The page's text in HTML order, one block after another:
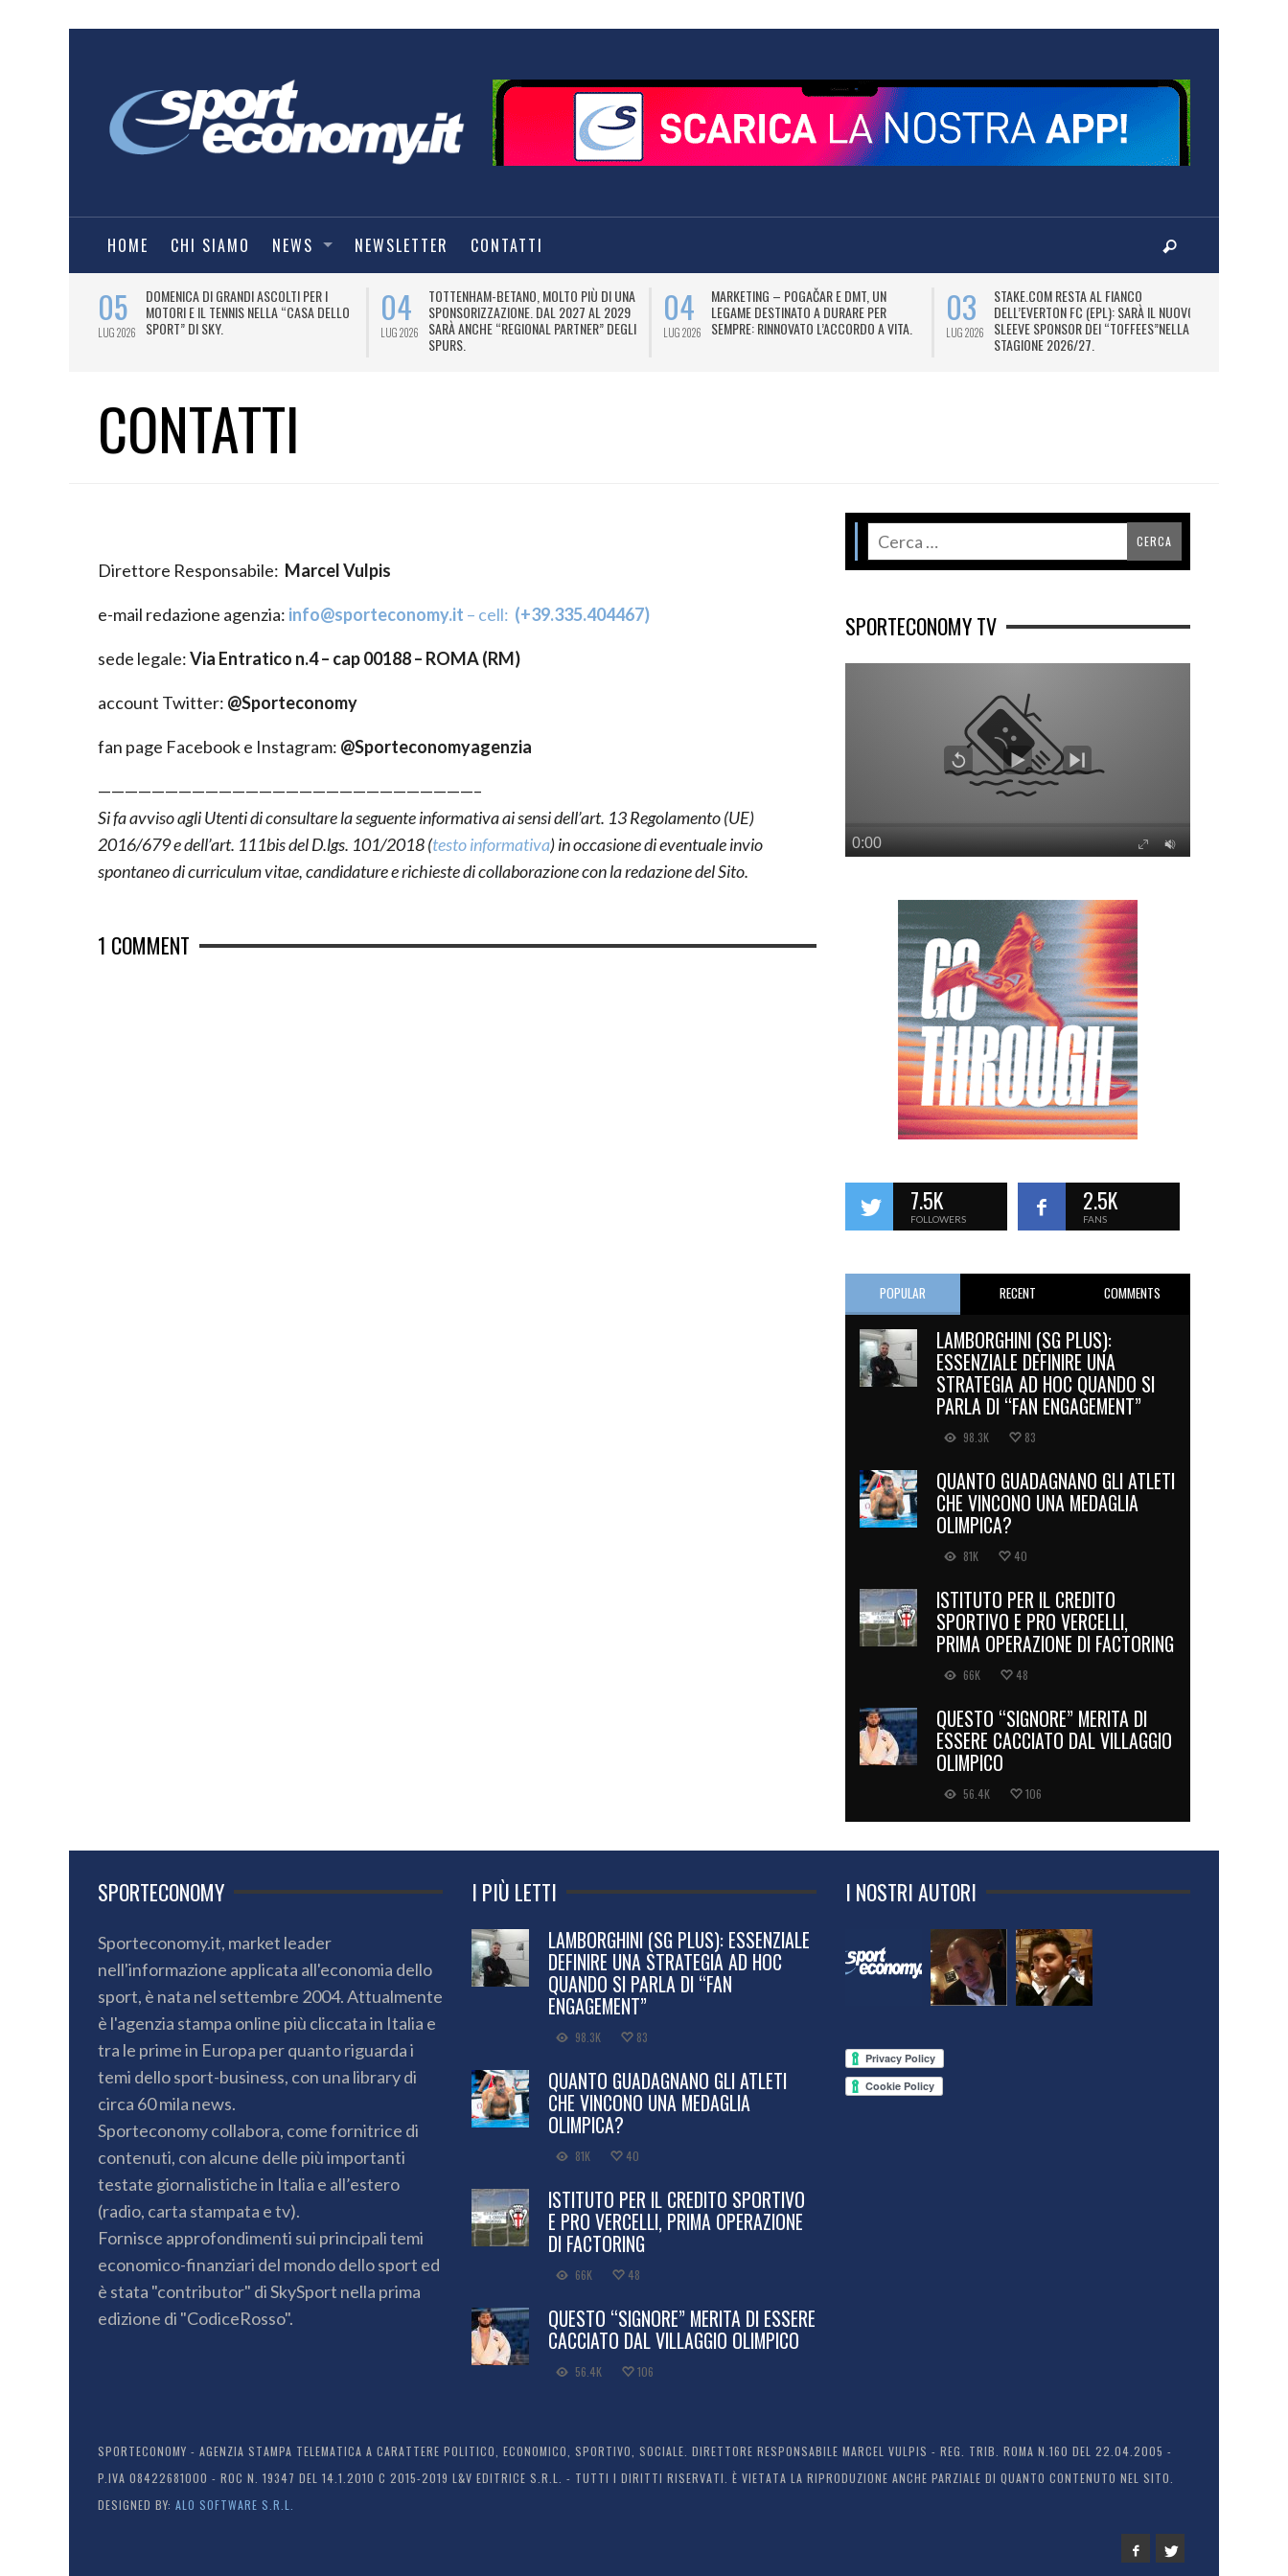
HOME CHI SIAMO NEWS NEWSLETTER CONTATTI
05
LUG 2026
DOMENICA DI GRANDI ASCOLTI PER I
MOTORI E IL TENNIS NELLA “CASA DELLO
SPORT” DI SKY.
04
LUG 2026
TOTTENHAM-BETANO, MOLTO PIÙ DI UNA
SPONSORIZZAZIONE. DAL 2027 AL 2029
SARÀ ANCHE “REGIONAL PARTNER” DEGLI
SPURS.
04
LUG 2026
MARKETING – POGAČAR E DMT, UN
LEGAME DESTINATO A DURARE PER
SEMPRE: RINNOVATO L’ACCORDO A VITA.
03
LUG 2026
STAKE.COM RESTA AL FIANCO
DELL’EVERTON FC (EPL): SARÀ IL NUOVO
SLEEVE SPONSOR DEI “TOFFEES”NELLA
STAGIONE 2026/27.
CONTATTI
Direttore Responsabile: Marcel Vulpis
e-mail redazione agenzia: info@sporteconomy.it – cell: (+39.335.404467)
sede legale:Via Entratico n.4 – cap 00188 – ROMA (RM)
account Twitter: @Sporteconomy
fan page Facebook e Instagram: @Sporteconomyagenzia
————————————————————————————–
Si fa avviso agli Utenti di consultare la seguente informativaai sensi dell’art. 13 Regolamento (UE)
2016/679 e dell’art. 111bis del D.lgs. 101/2018 (testo informativa)in occasione di eventuale invio
spontaneo di curriculum vitae, candidature e richieste di collaborazione con la redazione del Sito.
1 COMMENT
SPORTECONOMY TV
7.5K
FOLLOWERS
2.5K
FANS
POPULAR RECENT COMMENTS
LAMBORGHINI (SG PLUS):
ESSENZIALE DEFINIRE UNA
STRATEGIA AD HOC QUANDO SI
PARLA DI “FAN ENGAGEMENT”
98.3K 83
QUANTO GUADAGNANO GLI ATLETI
CHE VINCONO UNA MEDAGLIA
OLIMPICA?
81K 40
ISTITUTO PER IL CREDITO
SPORTIVO E PRO VERCELLI,
PRIMA OPERAZIONE DI FACTORING
66K 48
QUESTO “SIGNORE” MERITA DI
ESSERE CACCIATO DAL VILLAGGIO
OLIMPICO
56.4K 106
SPORTECONOMY
Sporteconomy.it, market leader
nell'informazione applicata all'economia dello
sport, è nata nel settembre 2004. Attualmente
è l'agenzia stampa online più cliccata in Italia e
tra le prime in Europa per quanto riguarda i
temi dello sport-business, con una library di
circa 60 mila news.
Sporteconomy collabora, come fornitrice di
contenuti, con alcune delle più importanti
testate giornalistiche in Italia e all’estero
(radio, carta stampata e tv).
Fornisce approfondimenti sui principali temi
economico-finanziari del mondo dello sport ed
è stata "contributor" di SkySport nella prima
edizione di "CodiceRosso".
I PIÙ LETTI
LAMBORGHINI (SG PLUS): ESSENZIALE
DEFINIRE UNA STRATEGIA AD HOC
QUANDO SI PARLA DI “FAN
ENGAGEMENT”
98.3K 83
QUANTO GUADAGNANO GLI ATLETI
CHE VINCONO UNA MEDAGLIA
OLIMPICA?
81K 40
ISTITUTO PER IL CREDITO SPORTIVO
E PRO VERCELLI, PRIMA OPERAZIONE
DI FACTORING
66K 48
QUESTO “SIGNORE” MERITA DI ESSERE
CACCIATO DAL VILLAGGIO OLIMPICO
56.4K 106
I NOSTRI AUTORI
SPORTECONOMY - AGENZIA STAMPA TELEMATICA A CARATTERE POLITICO, ECONOMICO, SPORTIVO, SOCIALE. DIRETTORE RESPONSABILE MARCEL VULPIS - REG. TRIB. ROMA N.160 DEL 22.04.2005 -
P.IVA 08422681000 - ROC N. 19347 DEL 14.1.2010 C 2015-2019 L&V EDITRICE S.R.L. - TUTTI I DIRITTI RISERVATI. È VIETATA LA RIPRODUZIONE ANCHE PARZIALE DI QUANTO CONTENUTO NEL SITO.
DESIGNED BY: ALO SOFTWARE S.R.L.